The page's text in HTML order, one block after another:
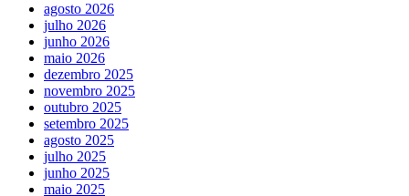
agosto 2026
julho 2026
junho 2026
maio 2026
dezembro 2025
novembro 2025
outubro 2025
setembro 2025
agosto 2025
julho 2025
junho 2025
maio 2025